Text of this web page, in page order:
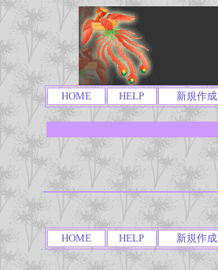
HOME HELP 新規作成
HOME HELP 新規作成